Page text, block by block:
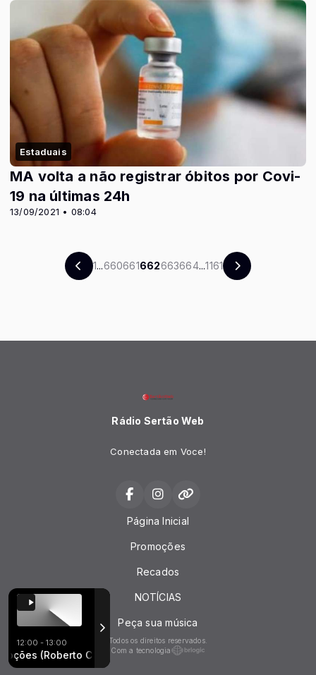
12:00 - 13:00
(Roberto Carlos)
(Roberto Carlos) - Parte 3
Estaduais
13/09/2021 • 08:04
MA volta a não registrar óbitos por Covi-
19 na últimas 24h
1...660661662663664...1161
Rádio Sertão Web
Conectada em Voce!
Página Inicial
Promoções
Recados
NOTÍCIAS
Peça sua música
Todos os direitos reservados.
Com a tecnologia